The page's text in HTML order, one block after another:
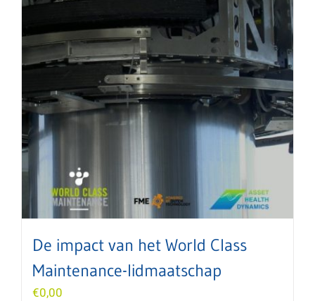
De impact van het World Class
Maintenance-lidmaatschap
€0,00